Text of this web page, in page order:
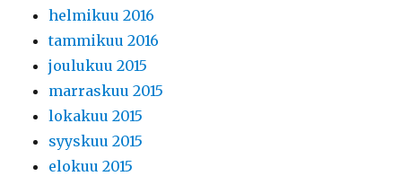
helmikuu 2016
tammikuu 2016
joulukuu 2015
marraskuu 2015
lokakuu 2015
syyskuu 2015
elokuu 2015